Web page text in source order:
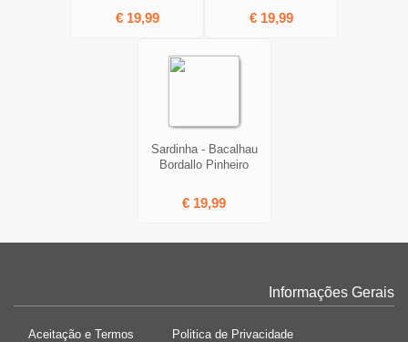
€ 19,99 € 19,99
Sardinha - Bacalhau
Bordallo Pinheiro
€ 19,99
Informações Gerais
Aceitação e Termos Politica de Privacidade